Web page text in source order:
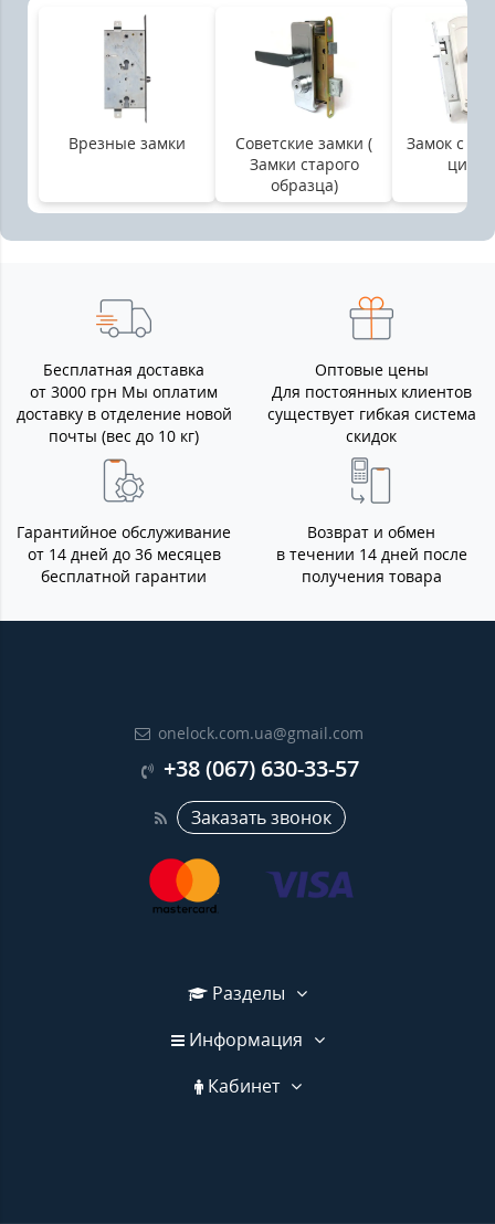
Врезные замки
Советские замки (
Замки старого
образца)
Замок с
Бесплатная доставка
от 3000 грн Мы оплатим
доставку в отделение новой
почты (вес до 10 кг)
Оптовые цены
Для постоянных клиентов
существует гибкая система
скидок
Гарантийное обслуживание
от 14 дней до 36 месяцев
бесплатной гарантии
Возврат и обмен
в течении 14 дней после
получения товара
onelock.com.ua@gmail.com
+38 (067) 630-33-57
Заказать звонок
Разделы
Информация
Кабинет